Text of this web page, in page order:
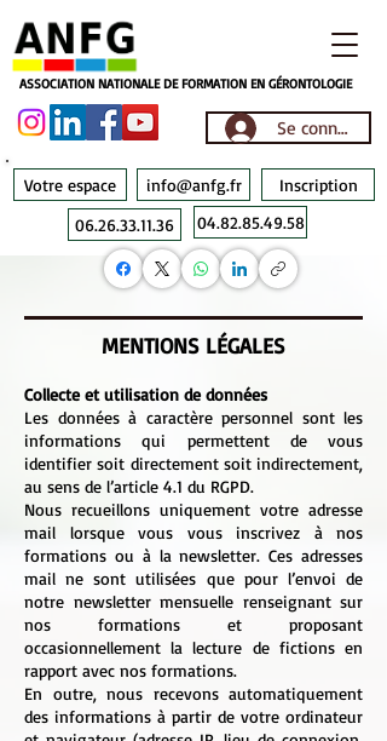
ASSOCIATION NATIONALE DE FORMATION EN GÉRONTOLOGIE
Se connecter
Votre espace info@anfg.fr
Inscription
06.26.33.11.36
04.82.85.49.58
MENTIONS LÉGALES
Collecte et utilisation de données
Les données à caractère personnel sont les
informations qui permettent de vous
identifier soit directement soit indirectement,
au sens de l’article 4.1 du RGPD.
Nous recueillons uniquement votre adresse
mail lorsque vous vous inscrivez à nos
formations ou à la newsletter. Ces adresses
mail ne sont utilisées que pour l’envoi de
notre newsletter mensuelle renseignant sur
nos formations et proposant
occasionnellement la lecture de fictions en
rapport avec nos formations.
En outre, nous recevons automatiquement
des informations à partir de votre ordinateur